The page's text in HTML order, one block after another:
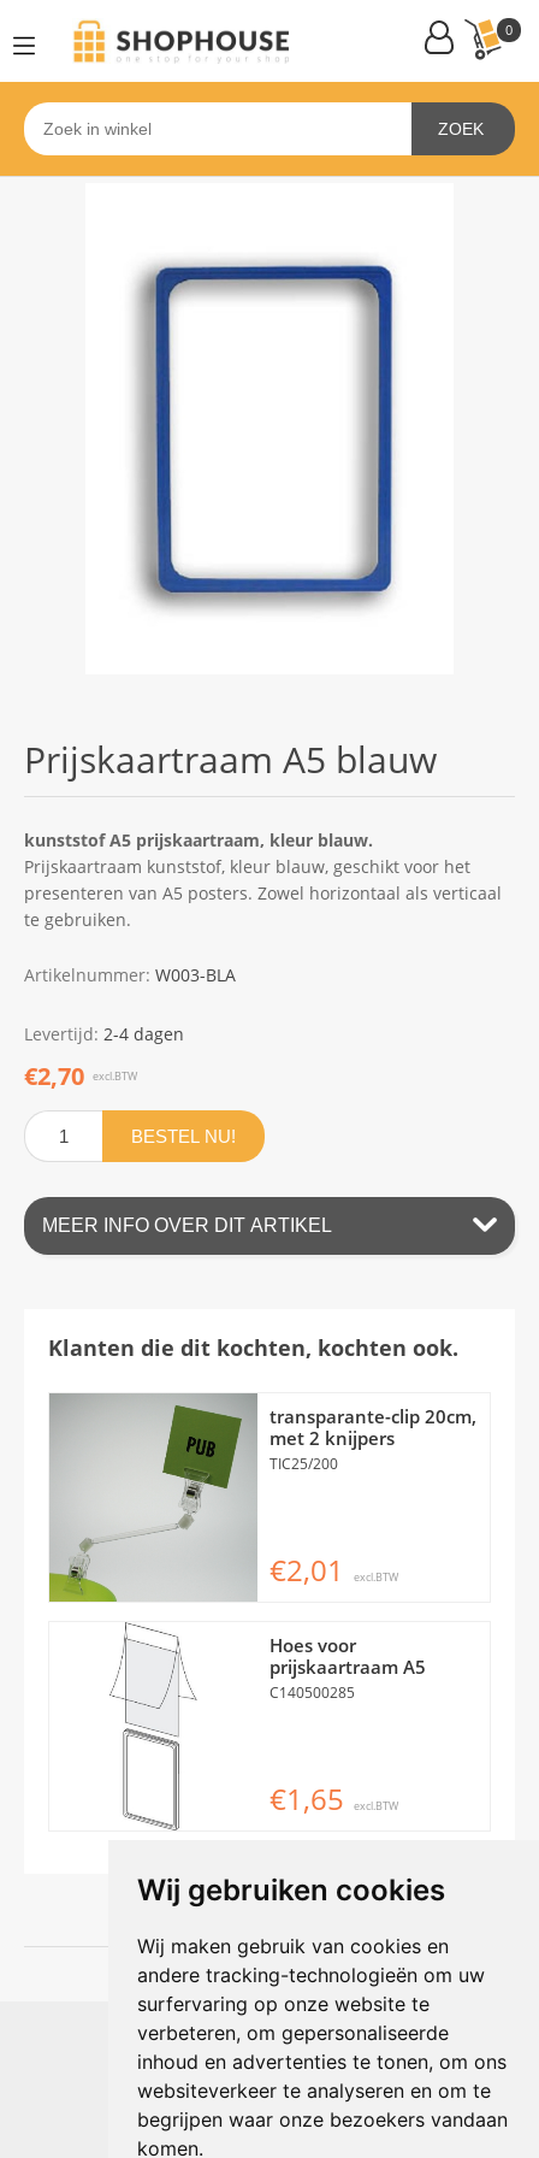
Wij gebruiken cookies
Wij maken gebruik van cookies en
andere tracking-technologieën om uw
surfervaring op onze website te
verbeteren, om gepersonaliseerde
inhoud en advertenties te tonen, om ons
websiteverkeer te analyseren en om te
begrijpen waar onze bezoekers vandaan
komen.
0
ZOEK
Prijskaartraam A5 blauw
kunststof A5 prijskaartraam, kleur blauw.
Prijskaartraam kunststof, kleur blauw, geschikt voor het
presenteren van A5 posters. Zowel horizontaal als verticaal
te gebruiken.
Artikelnummer: W003-BLA
Levertijd: 2-4 dagen
€2,70 excl.BTW
BESTEL NU!
MEER INFO OVER DIT ARTIKEL
Klanten die dit kochten, kochten ook.
transparante-clip 20cm,
met 2 knijpers
TIC25/200
€2,01 excl.BTW
Hoes voor
prijskaartraam A5
C140500285
€1,65 excl.BTW
Shophouse online
Max Planckstraat 4
6716 BE Ede, Nederland
Telefoon:+31(0)318 618 121
E-mail: info@shophouse.nl
Geopend: ma t/m vr 09:00-17:00 uur